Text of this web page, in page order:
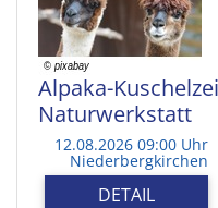
Alpaka-
Naturwerkstatt
12.08.2026 09:00 Uhr
Niederbergkirchen
DETAIL